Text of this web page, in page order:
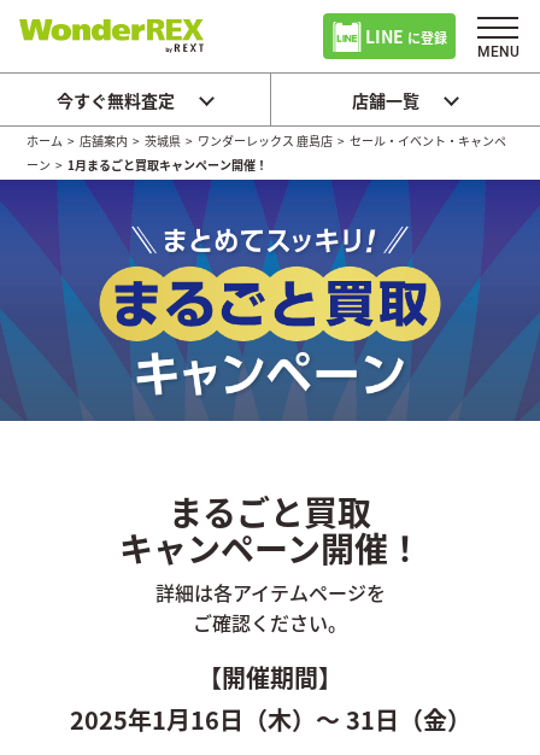
LINE に登録
今すぐ無料査定 店舗一覧
ホーム >店舗案内 >茨城県 > ワンダーレックス 鹿島店 >セール・イベント・キャンペ
ーン >1月まるごと買取キャンペーン開催！
まるごと買取
キャンペーン開催！
詳細は各アイテムページを
ご確認ください。
【開催期間】
2025年1月16日（木）～ 31日（金）